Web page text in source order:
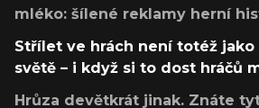
mléko: šílené reklamy herní
Střílet ve hrách není totéž
světě – i když si to dost hráčů
Hrůza devětkrát jinak. Znáte